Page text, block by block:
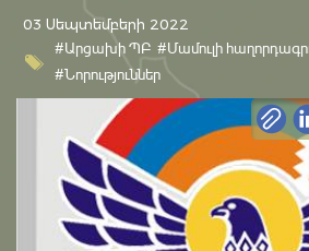
03 Սեպտեմբերի 2022
#Արցախի ՊԲ #Մամուլի
#Նորություններ